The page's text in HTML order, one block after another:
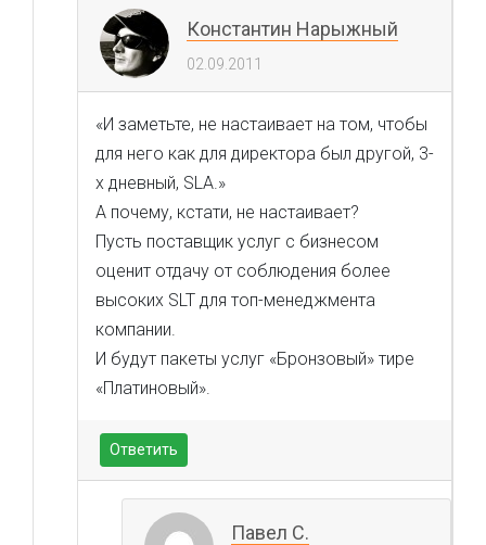
Константин Нарыжный
02.09.2011
«И заметьте, не настаивает на том, чтобы
для него как для директора был другой, 3-
х дневный, SLA.»
А почему, кстати, не настаивает?
Пусть поставщик услуг с бизнесом
оценит отдачу от соблюдения более
высоких SLT для топ-менеджмента
компании.
И будут пакеты услуг «Бронзовый» тире
«Платиновый».
Ответить
Павел С.